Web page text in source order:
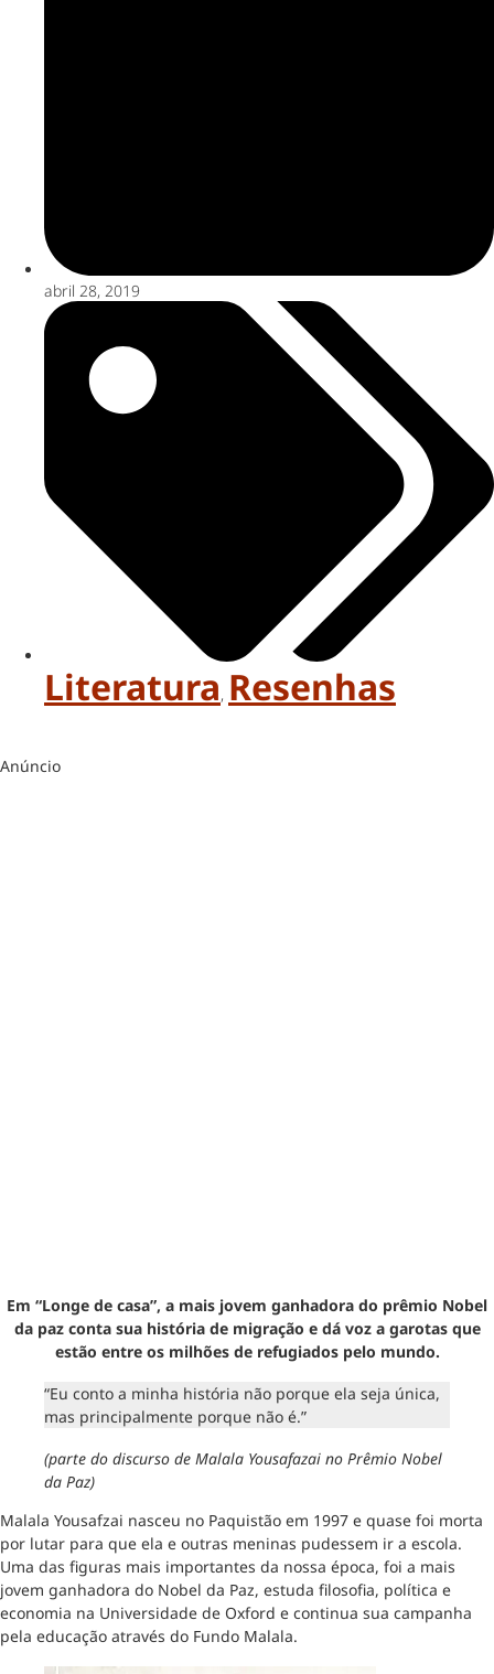
abril 28, 2019
Literatura, Resenhas
Anúncio
Em “Longe de casa”, a mais jovem ganhadora do prêmio Nobel
da paz conta sua história de migração e dá voz a garotas que
estão entre os milhões de refugiados pelo mundo.
“Eu conto a minha história não porque ela seja única,
mas principalmente porque não é.”
(parte do discurso de Malala Yousafazai no Prêmio Nobel
da Paz)
Malala Yousafzai nasceu no Paquistão em 1997 e quase foi morta
por lutar para que ela e outras meninas pudessem ir a escola.
Uma das figuras mais importantes da nossa época, foi a mais
jovem ganhadora do Nobel da Paz, estuda filosofia, política e
economia na Universidade de Oxford e continua sua campanha
pela educação através do Fundo Malala.